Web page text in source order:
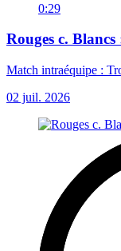
0:29
Rouges c.
Match intraéquipe :
02 juil. 2026